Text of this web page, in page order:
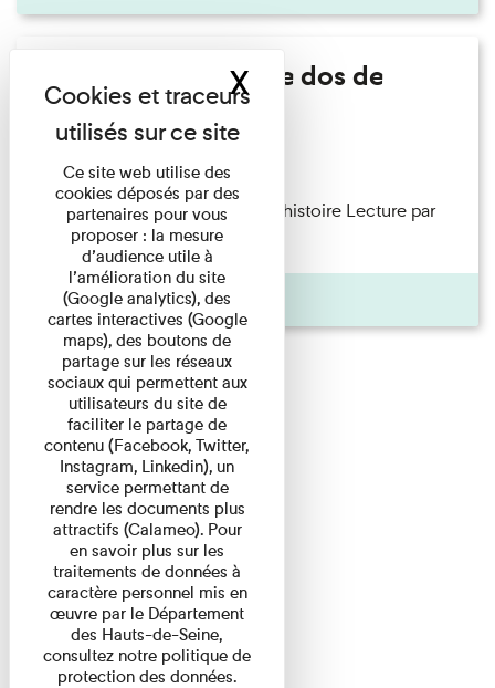
Philippe Artières - Le dos de
l'histoire
Lecture
Philippe Artières — Le dos de l’histoire Lecture par
l’auteur accompagné de ...
Pages
Ce site web utilise des
cookies déposés par des
partenaires pour vous
proposer : la mesure
d’audience utile à
l’amélioration du site
(Google analytics), des
cartes interactives (Google
maps), des boutons de
partage sur les réseaux
sociaux qui permettent aux
utilisateurs du site de
faciliter le partage de
contenu (Facebook, Twitter,
Instagram, Linkedin), un
service permettant de
rendre les documents plus
attractifs (Calameo). Pour
en savoir plus sur les
traitements de données à
caractère personnel mis en
œuvre par le Département
des Hauts-de-Seine,
consultez notre politique de
protection des données.
XMasquer le